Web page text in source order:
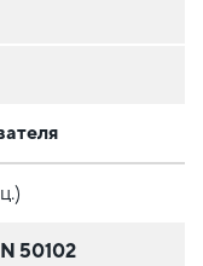
50102